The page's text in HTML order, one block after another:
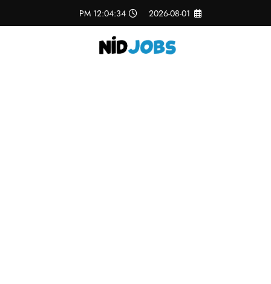
المحتوى
2026-08-01
12:04:34 PM